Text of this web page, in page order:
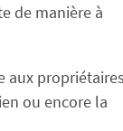
de manière à
aux propriétaires
ou encore la